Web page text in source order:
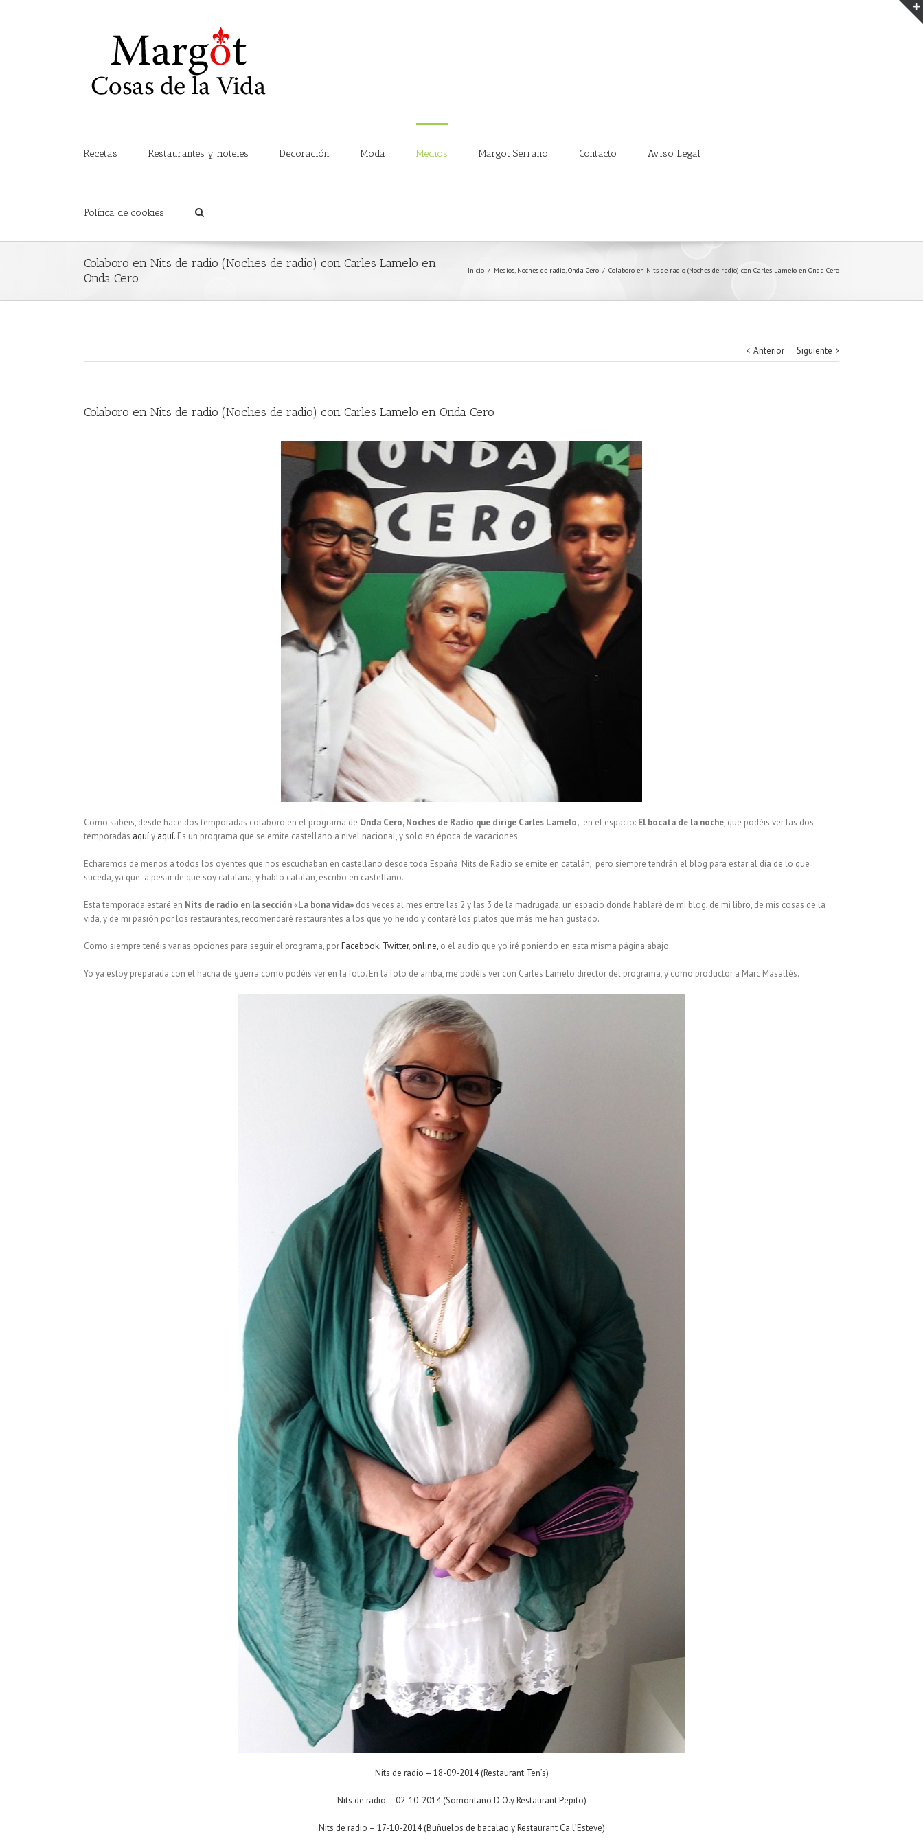
Recetas Restaurantes y hoteles Decoración Moda Medios Margot Serrano Contacto Aviso Legal
Política de cookies
Colaboro en Nits de radio (Noches de radio) con Carles Lamelo en
Onda Cero
Inicio / Medios, Noches de radio,Onda Cero / Colaboro en Nits de radio (Noches de radio) con Carles Lamelo en Onda Cero
Anterior Siguiente
Colaboro en Nits de radio (Noches de radio) con Carles Lamelo en Onda Cero
Como sabéis, desde hace dos temporadas colaboro en el programa de Onda Cero, Noches de Radio que dirige Carles Lamelo, en el espacio: El bocata de la noche, que podéis ver las dos
temporadas aquíy aquí. Es un programa que se emite castellano a nivel nacional, y solo en época de vacaciones.
Echaremos de menos a todos los oyentes que nos escuchaban en castellano desde toda España. Nits de Radio se emite en catalán, pero siempre tendrán el blog para estar al día de lo que
suceda, ya que a pesar de que soy catalana, y hablo catalán, escribo en castellano.
Esta temporada estaré en Nits de radio en la sección «La bona vida» dos veces al mes entre las 2 y las 3 de la madrugada, un espacio donde hablaré de mi blog, de mi libro, de mis cosas de la
vida, y de mi pasión por los restaurantes, recomendaré restaurantes a los que yo he ido y contaré los platos que más me han gustado.
Como siempre tenéis varias opciones para seguir el programa, porFacebook, Twitter, online, o el audio que yo iré poniendo en esta misma página abajo.
Yo ya estoy preparada con el hacha de guerra como podéis ver en la foto. En la foto de arriba, me podéis ver con Carles Lamelo director del programa, y como productor a Marc Masallés.
Nits de radio – 18-09-2014 (Restaurant Ten’s)
Nits de radio – 02-10-2014 (Somontano D.O.y Restaurant Pepito)
Nits de radio – 17-10-2014 (Buñuelos de bacalao y Restaurant Ca l’Esteve)